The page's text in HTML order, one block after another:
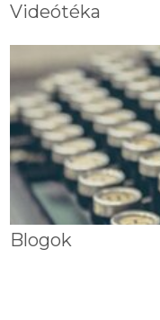
Videótéka
Blogok